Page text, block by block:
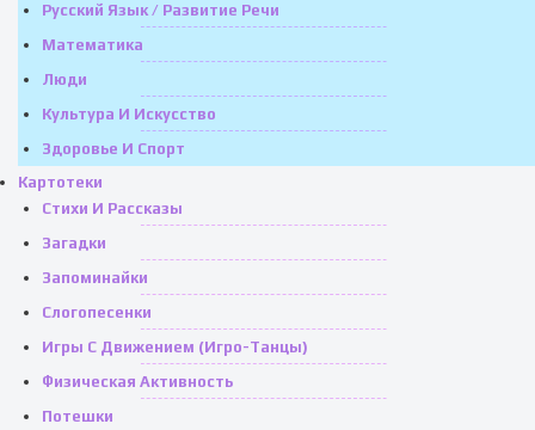
Русский Язык / Развитие Речи
Математика
Люди
Культура И Искусство
Здоровье И Спорт
Картотеки
Стихи И Рассказы
Загадки
Запоминайки
Слогопесенки
Игры С Движением (игро-Танцы)
Физическая Активность
Потешки